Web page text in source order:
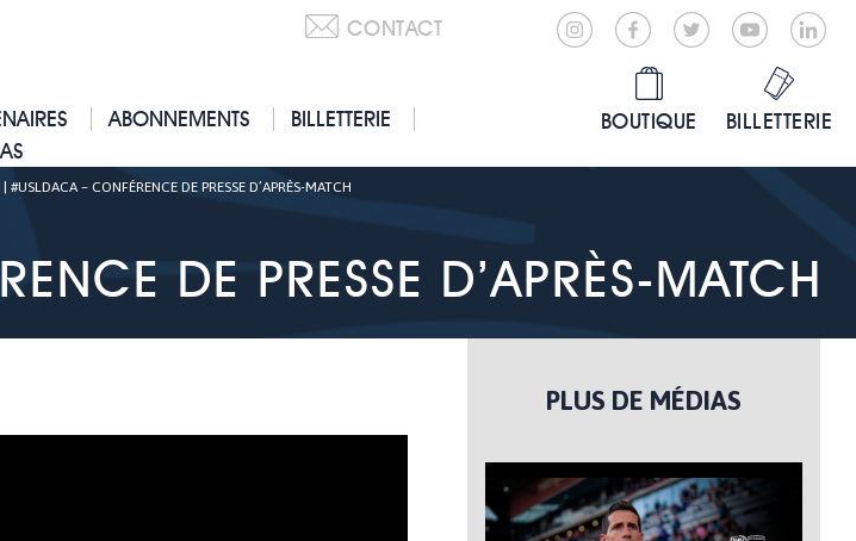
CONTACT
ABONNEMENTS
BILLETTERIE
BOUTIQUE BILLETTERIE
#USLDACA – CONFÉRENCE DE PRESSE D’APRÈS-MATCH
DE PRESSE D’APRÈS-MATCH
PLUS DE MÉDIAS